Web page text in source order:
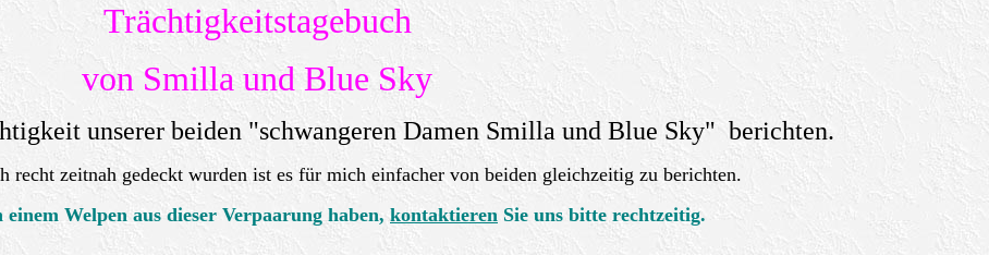
Trächtigkeitstagebuch
von Smilla und Blue Sky
unserer beiden "schwangeren Damen Smilla und Blue Sky" berichten.
recht zeitnah gedeckt wurden ist es für mich einfacher von beiden gleichzeitig zu berichten.
einem Welpen aus dieser Verpaarung haben, kontaktieren Sie uns bitte rechtzeitig.